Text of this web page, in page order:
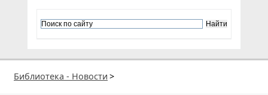
Библиотека - Новости >